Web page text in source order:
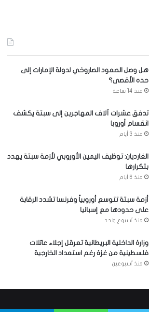
هل وصل الصعود الصاروخي لدولة الإمارات إلى
حده الأقصى؟
منذ 14 ساعة
تدفق عشرات آلاف المهاجرين إلى سبتة يكشف
انقسام أوروبا
منذ 3 أيام
الغارديان: توظيف اليمين الأوروبي لأزمة سبتة يهدد
بتكرارها
منذ 6 أيام
أزمة سبتة تتوسع أوروبياً وفرنسا تشدد الرقابة
على حدودها مع إسبانيا
منذ أسبوع واحد
وزارة الداخلية البريطانية تعرقل إجلاء عائلات
فلسطينية من غزة رغم استعداد الخارجية
منذ أسبوعين